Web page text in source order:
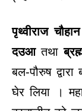
पृथ्वीराज चौहान
दउआतथा
बल-पौरुष
घेर लिया ।